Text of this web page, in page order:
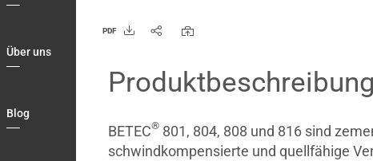
Über uns
Blog
Blog
Briefcase
PDF
Produktbeschreibung
BETEC®801, 804, 808 und 816 sind
schwindkompensierte und quellfähige